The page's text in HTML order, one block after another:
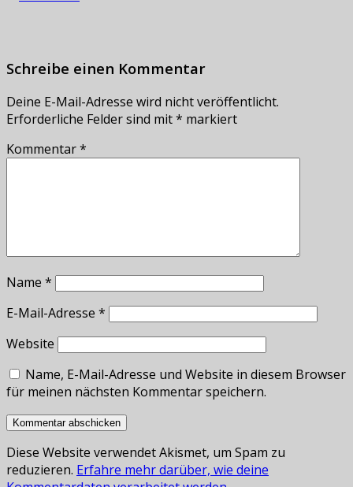
Schreibe einen Kommentar
Deine E-Mail-Adresse wird nicht veröffentlicht.
Erforderliche Felder sind mit* markiert
Kommentar*
Name *
E-Mail-Adresse *
Website
Name, E-Mail-Adresse und Website in diesem Browser
für meinen nächsten Kommentar speichern.
Diese Website verwendet Akismet, um Spam zu
reduzieren. Erfahre mehr darüber, wie deine